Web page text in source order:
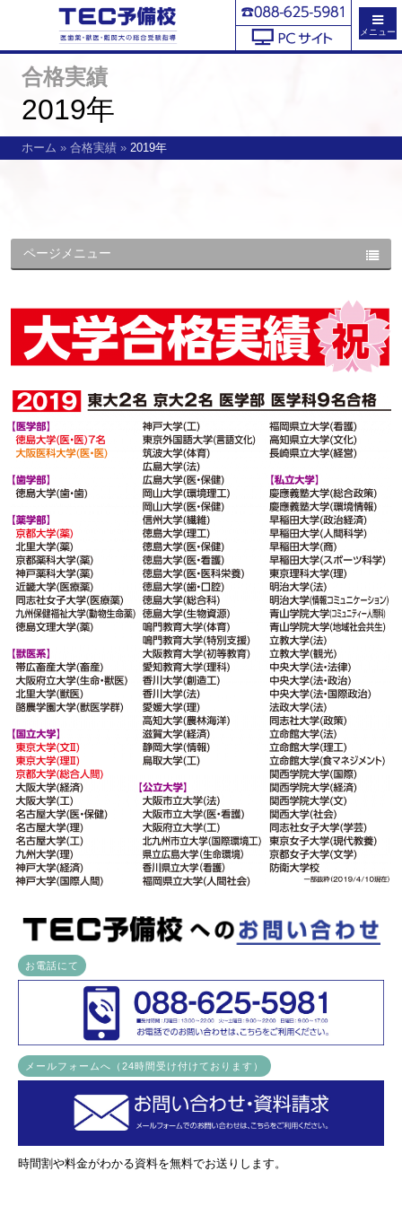
メニュー
合格実績
2019年
ホーム » 合格実績 » 2019年
ページメニュー
お電話にて
メールフォームへ（24時間受け付けております）
時間割や料金がわかる資料を無料でお送りします。